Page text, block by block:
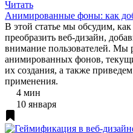
Читать
Анимированные фоны: как
В этой статье мы обсудим,
преобразить веб-дизайн,
внимание пользователей. Мы
анимированных фонов,
их создания, а также
применения.
4 мин
10 января